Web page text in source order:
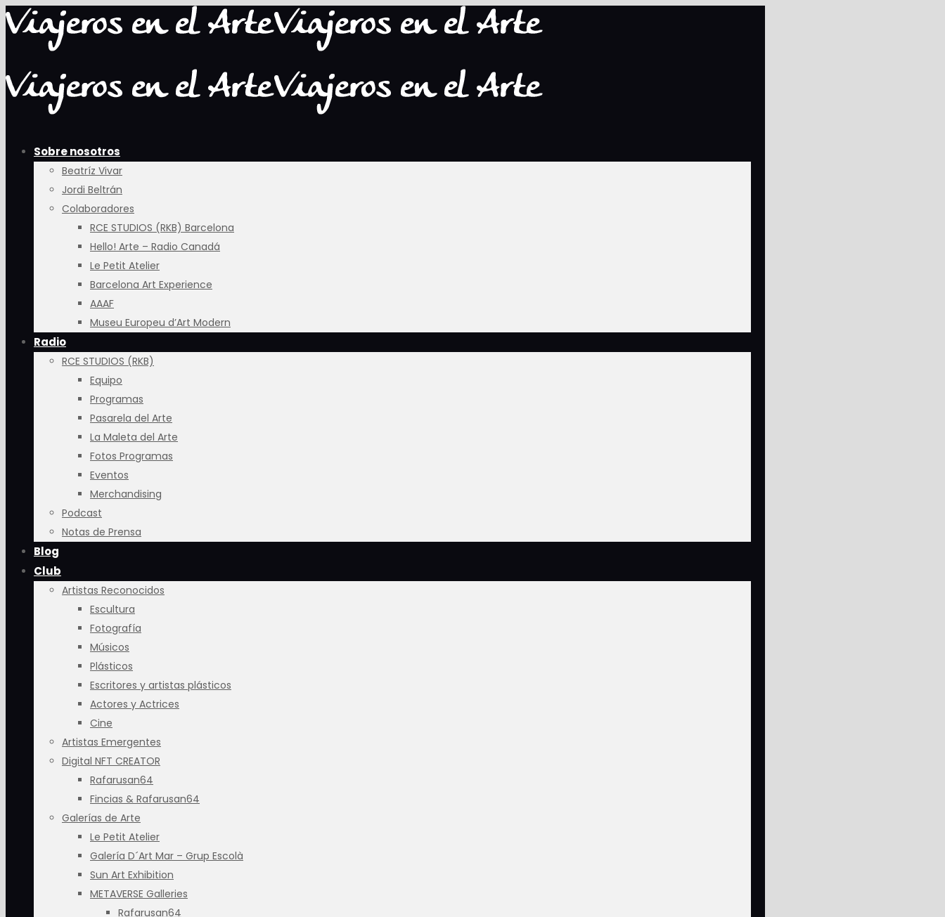
Sobre nosotros
Beatríz Vivar
Jordi Beltrán
Colaboradores
RCE STUDIOS (RKB) Barcelona
Hello! Arte – Radio Canadá
Le Petit Atelier
Barcelona Art Experience
AAAF
Museu Europeu d’Art Modern
Radio
RCE STUDIOS (RKB)
Equipo
Programas
Pasarela del Arte
La Maleta del Arte
Fotos Programas
Eventos
Merchandising
Podcast
Notas de Prensa
Blog
Club
Artistas Reconocidos
Escultura
Fotografía
Músicos
Plásticos
Escritores y artistas plásticos
Actores y Actrices
Cine
Artistas Emergentes
Digital NFT CREATOR
Rafarusan64
Fincias & Rafarusan64
Galerías de Arte
Le Petit Atelier
Galería D´Art Mar – Grup Escolà
Sun Art Exhibition
METAVERSE Galleries
Rafarusan64